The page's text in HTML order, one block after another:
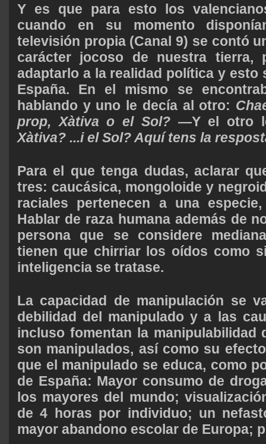
Y es que para esto los
cuando en su momento
televisión propia (Canal 9) se contó
carácter jocoso de nuestra tierra,
adaptarlo a la realidad política y esto
España. En el mismo se
hablando y uno le decía al otro:
prop, Xàtiva o el Sol?—Y el otro
Xàtiva? ...i el Sol? Aquí tens la
Para el que tenga dudas, aclarar
tres: caucásica, mongoloide y
raciales pertenecen a una
Hablar de raza humana además de
persona que se considere
tienen que chirriar los oídos como
inteligencia se tratase.
La capacidad de manipulación se
debilidad del manipulado y a las
incluso fomentan la manipulabilidad
son manipulados, así como su
que el manipulado se educa, como
de España: Mayor consumo de
los mayores del mundo;
de 4 horas por individuo; un
mayor abandono escolar de Europa;